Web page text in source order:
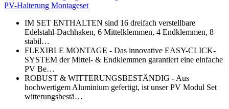
PV-Halterung Montageset
IM SET ENTHALTEN sind 16 dreifach verstellbare
Edelstahl-Dachhaken, 6 Mittelklemmen, 4 Endklemmen, 8
stabil…
FLEXIBLE MONTAGE - Das innovative EASY-CLICK-
SYSTEM der Mittel- & Endklemmen garantiert eine einfache
PV Be…
ROBUST & WITTERUNGSBESTÄNDIG - Aus
hochwertigem Aluminium gefertigt, ist unser PV Modul Set
witterungsbestä…